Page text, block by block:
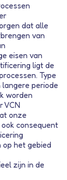
dat alle
van
eisen van
ligt de
Type
periode
worden
VCN
onze
consequent
het gebied
zijn in de